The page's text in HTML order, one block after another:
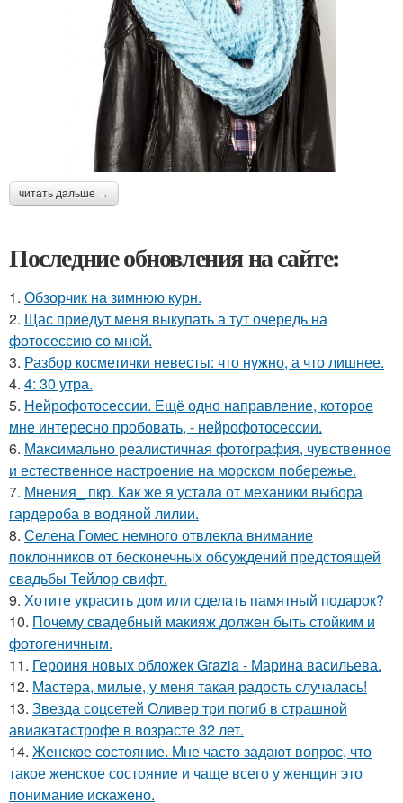
читать дальше →
Последние обновления на сайте:
1. Обзорчик на зимнюю курн.
2. Щас приедут меня выкупать а тут очередь на
фотосессию со мной.
3. Разбор косметички невесты: что нужно, а что лишнее.
4. 4: 30 утра.
5. Нейрофотосессии. Ещё одно направление, которое
мне интересно пробовать, - нейрофотосессии.
6. Максимально реалистичная фотография, чувственное
и естественное настроение на морском побережье.
7. Мнения_ пкр. Как же я устала от механики выбора
гардероба в водяной лилии.
8. Селена Гомес немного отвлекла внимание
поклонников от бесконечных обсуждений предстоящей
свадьбы Тейлор свифт.
9. Хотите украсить дом или сделать памятный подарок?
10. Почему свадебный макияж должен быть стойким и
фотогеничным.
11. Героиня новых обложек Grazia - Марина васильева.
12. Мастера, милые, у меня такая радость случалась!
13. Звезда соцсетей Оливер три погиб в страшной
авиакатастрофе в возрасте 32 лет.
14. Женское состояние. Мне часто задают вопрос, что
такое женское состояние и чаще всего у женщин это
понимание искажено.